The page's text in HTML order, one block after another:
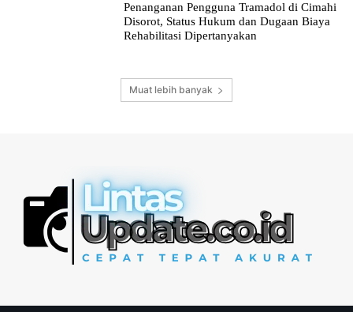
Penanganan Pengguna Tramadol di Cimahi
Disorot, Status Hukum dan Dugaan Biaya
Rehabilitasi Dipertanyakan
Muat lebih banyak